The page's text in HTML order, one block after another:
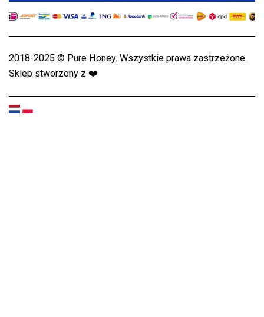
2018-2025 © Pure Honey. Wszystkie prawa zastrzeżone.
Sklep stworzony z ❤️